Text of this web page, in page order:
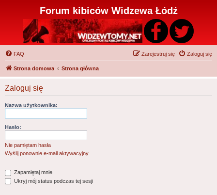
Forum kibiców Widzewa Łódź
FAQ Zaloguj się
Zarejestruj się
Strona domowa Strona główna
Zaloguj się
Nazwa użytkownika:
Hasło:
Nie pamiętam hasła
Wyślij ponownie e-mail aktywacyjny
Zapamiętaj mnie
Ukryj mój status podczas tej sesji